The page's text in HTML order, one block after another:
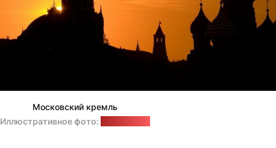
Московский кремль
Иллюстративное фото: